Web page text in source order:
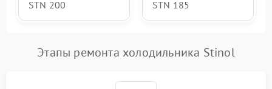
STN 200
STN 185
Этапы ремонта холодильника Stinol